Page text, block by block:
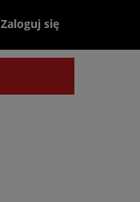
Zaloguj się